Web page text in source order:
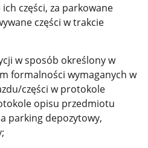
części, za parkowane
części w trakcie
w sposób określony w
formalności wymaganych w
części w protokole
opisu przedmiotu
parking depozytowy,